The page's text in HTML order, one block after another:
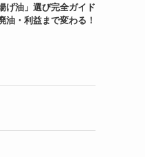
げ油」選び完全ガイド
油・利益まで変わる！